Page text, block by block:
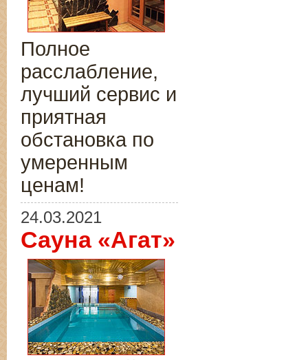
Полное
расслабление,
лучший сервис и
приятная
обстановка по
умеренным
ценам!
24.03.2021
Сауна «Агат»